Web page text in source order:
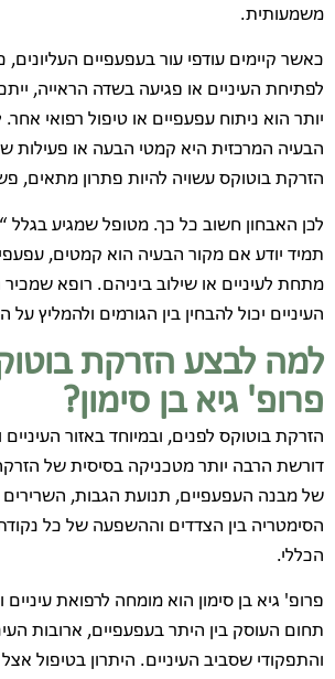
משמעותית.
כאשר קיימים עודפי עור בעפעפיים
לפתיחת העיניים או פגיעה בשדה הראייה,
יותר הוא ניתוח עפעפיים או טיפול רפואי
הבעיה המרכזית היא קמטי הבעה או פעילות
הזרקת בוטוקס עשויה להיות פתרון מתאים,
לכן האבחון חשוב כל כך. מטופל שמגיע בגלל
תמיד יודע אם מקור הבעיה הוא קמטים,
מתחת לעיניים או שילוב ביניהם. רופא
העיניים יכול להבחין בין הגורמים ולהמליץ על
למה לבצע הזרקת
פרופ' גיא בן סימון?
הזרקת בוטוקס לפנים, ובמיוחד באזור העיניים
דורשת הרבה יותר מטכניקה בסיסית של
של מבנה העפעפיים, תנועת הגבות, השרירים
הסימטריה בין הצדדים וההשפעה של כל
הכללי.
פרופ' גיא בן סימון הוא מומחה לרפואת עיניים
תחום העוסק בין היתר בעפעפיים, ארובות
והתפקודי שסביב העיניים. היתרון בטיפול